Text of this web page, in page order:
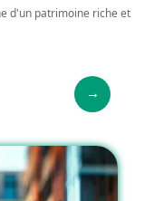
d'un patrimoine riche et